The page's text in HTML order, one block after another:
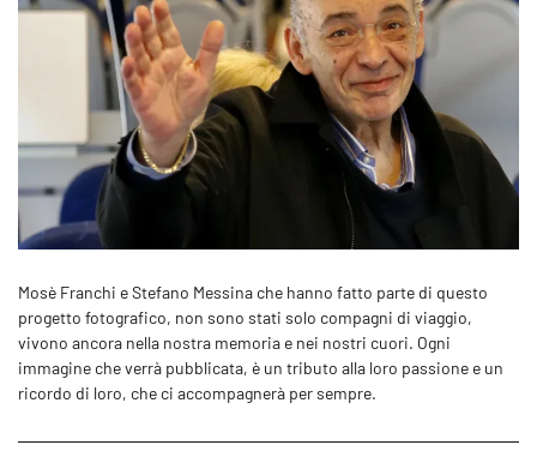
Mosè Franchi e Stefano Messina che hanno fatto parte di questo
progetto fotografico, non sono stati solo compagni di viaggio,
vivono ancora nella nostra memoria e nei nostri cuori. Ogni
immagine che verrà pubblicata, è un tributo alla loro passione e un
ricordo di loro, che ci accompagnerà per sempre.